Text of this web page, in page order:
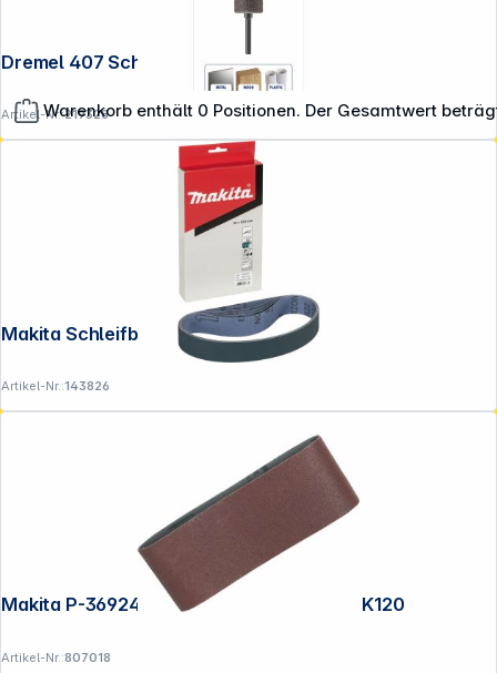
Warenkorb enthält 0 Positionen. Der Gesamtwert
Dremel 407 Schleifband
Artikel-Nr.:219328
Makita Schleifband 30x533mm K120
Artikel-Nr.:143826
Makita P-36924 Schleifband 100x610mm K120
Artikel-Nr.:807018
**EVP = Empfohlener Verkaufspreis des Herstellers /
Lieferanten zzgl. 19% Mwst.
Alle Preise exkl. gesetzl. Mehrwertsteuer zzgl.
Versandkosten